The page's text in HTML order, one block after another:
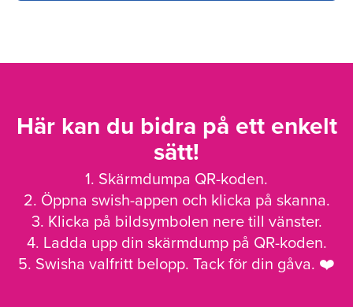
Här kan du bidra på ett enkelt
sätt!
1. Skärmdumpa QR-koden.
2. Öppna swish-appen och klicka på skanna.
3. Klicka på bildsymbolen nere till vänster.
4. Ladda upp din skärmdump på QR-koden.
5. Swisha valfritt belopp. Tack för din gåva. ❤️